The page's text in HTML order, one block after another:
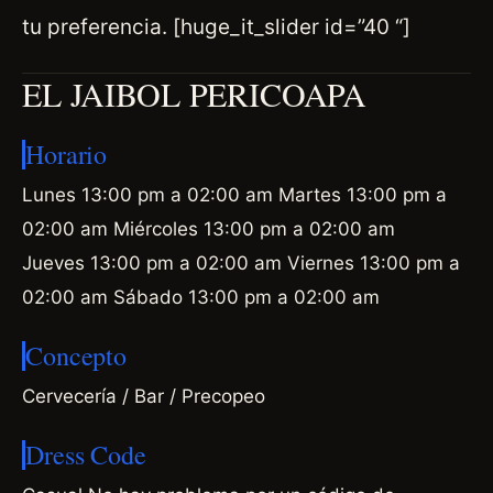
tu preferencia. [huge_it_slider id=”40 “]
EL JAIBOL PERICOAPA
Horario
Lunes 13:00 pm a 02:00 am Martes 13:00 pm a
02:00 am Miércoles 13:00 pm a 02:00 am
Jueves 13:00 pm a 02:00 am Viernes 13:00 pm a
02:00 am Sábado 13:00 pm a 02:00 am
Concepto
Cervecería / Bar / Precopeo
Dress Code